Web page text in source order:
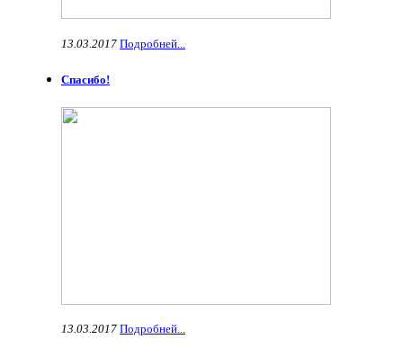
13.03.2017 Подробней...
Спасибо!
13.03.2017 Подробней...